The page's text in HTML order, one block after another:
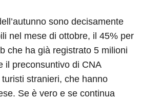
sono decisamente
nel mese di ottobre, il 45% per
che ha già registrato 5 milioni
il preconsuntivo di CNA
stranieri, che hanno
Se è vero e se continua